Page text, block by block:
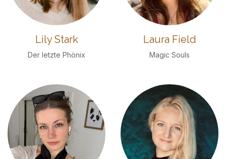
Lily Stark
Der letzte Phönix
Laura Field
Magic Souls